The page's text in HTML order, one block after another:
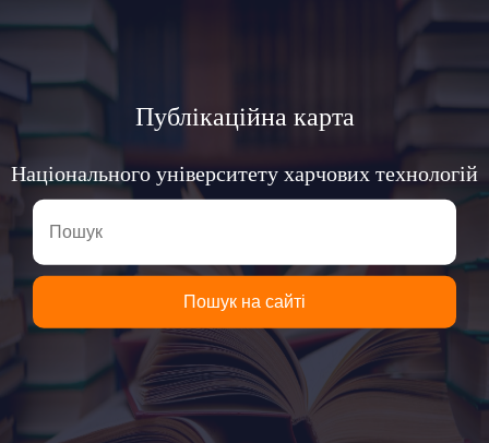
Публікаційна карта
Національного університету харчових технологій